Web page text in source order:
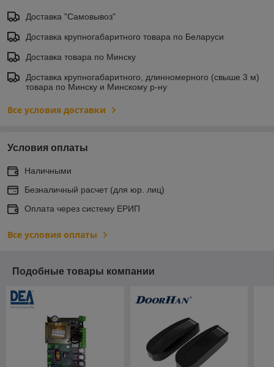
Доставка "Самовывоз"
Доставка крупногабаритного товара по Беларуси
Доставка товара по Минску
Доставка крупногабаритного, длинномерного (свыше 3 м)
товара по Минску и Минскому р-ну
Все условия доставки
Условия оплаты
Наличными
Безналичный расчет (для юр. лиц)
Оплата через систему ЕРИП
Все условия оплаты
Подобные товары компании